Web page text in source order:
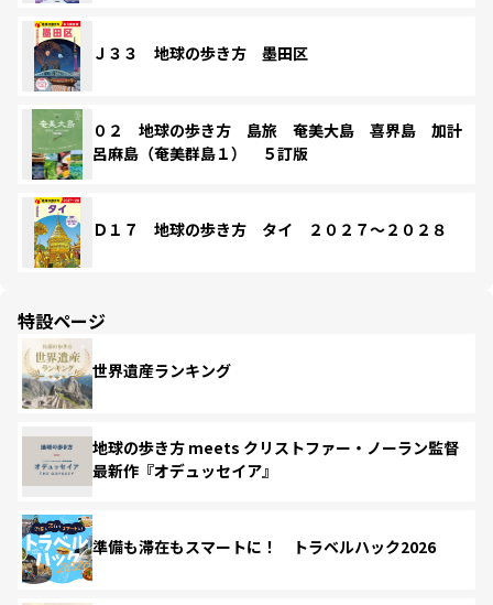
Ｊ３３ 地球の歩き方 墨田区
０２ 地球の歩き方 島旅 奄美大島 喜界島 加計
呂麻島（奄美群島１） ５訂版
Ｄ１７ 地球の歩き方 タイ ２０２７～２０２８
特設ページ
世界遺産ランキング
地球の歩き方 meets クリストファー・ノーラン監督
最新作『オデュッセイア』
準備も滞在もスマートに！ トラベルハック2026